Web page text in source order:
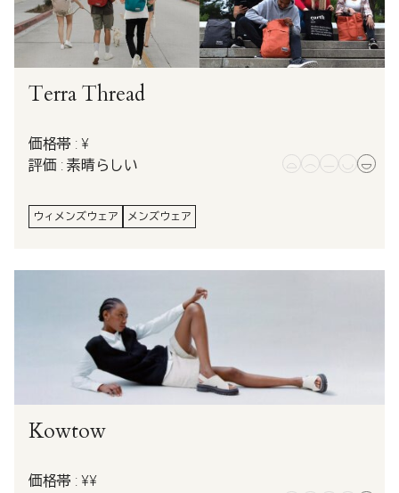
Terra Thread
価格帯 : ¥
評価 : 素晴らしい
ウィメンズウェア メンズウェア
Kowtow
価格帯 : ¥¥